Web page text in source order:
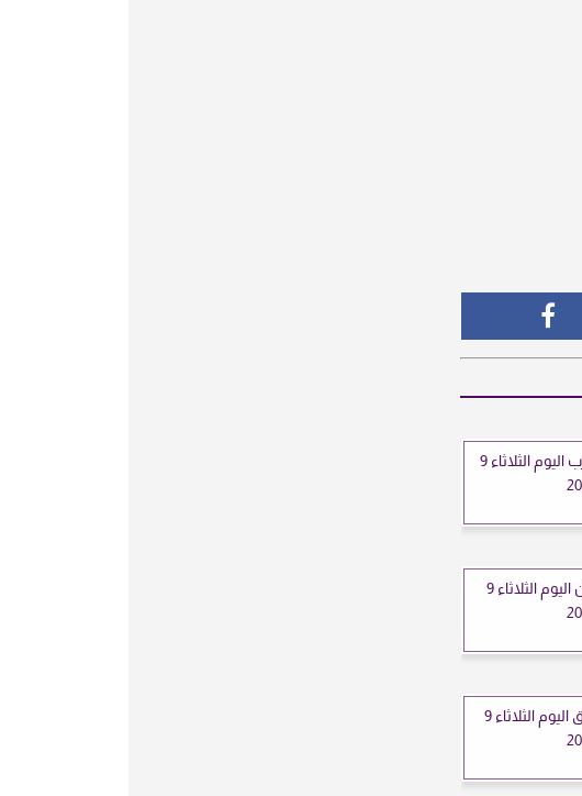
سعر الذهب في المغرب اليوم الثلاثاء 9
سعر الذهب في عمان اليوم الثلاثاء 9
سعر الذهب في العراق اليوم الثلاثاء 9